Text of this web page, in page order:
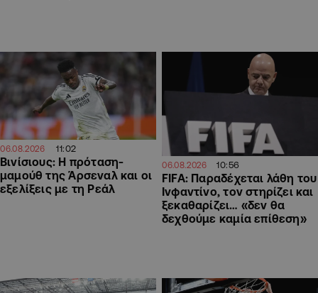
06.08.2026 11:02
Βινίσιους: Η πρόταση-
μαμούθ της Άρσεναλ και οι
εξελίξεις με τη Ρεάλ
06.08.2026 10:56
FIFA: Παραδέχεται λάθη του
Ινφαντίνο, τον στηρίζει και
ξεκαθαρίζει… «δεν θα
δεχθούμε καμία επίθεση»